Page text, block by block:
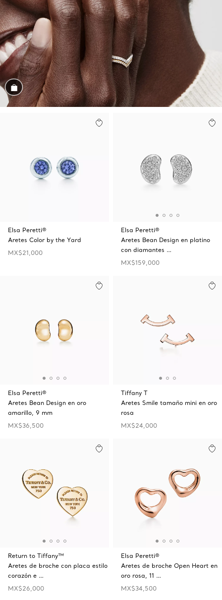
Conozca el look
Elsa Peretti®
Aretes Color by the Yard
MX$21,000
Elsa Peretti®
Aretes Bean Design en platino
con diamantes …
MX$159,000
Elsa Peretti®
Aretes Bean Design en oro
amarillo, 9 mm
MX$36,500
Tiffany T
Aretes Smile tamaño mini en oro
rosa
MX$24,000
Return to Tiffany™
Aretes de broche con placa estilo
corazón e …
MX$26,000
Elsa Peretti®
Aretes de broche Open Heart en
oro rosa, 11 …
MX$34,500